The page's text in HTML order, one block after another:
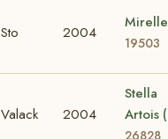
Sto 2004
Mirelle
19503
Valack 2004
Stella
Artois
26828